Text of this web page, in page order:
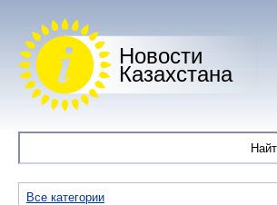
Новости
Казахстана
Все категории